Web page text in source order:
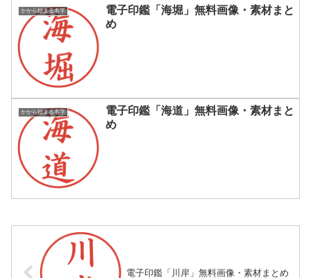
かから始まる名字
電子印鑑「海堀」無料画像・素材まと
め
かから始まる名字
電子印鑑「海道」無料画像・素材まと
め
電子印鑑「川岸」無料画像・素材まとめ